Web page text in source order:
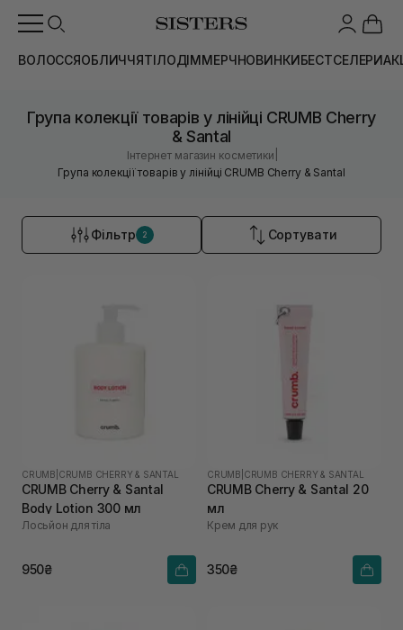
ВОЛОССЯОБЛИЧЧЯТІЛОДІММЕРЧНОВИНКИБЕСТСЕЛЕРИ
Група колекції товарів у лінійці CRUMB Cherry
& Santal
Інтернет магазин косметики
Група колекції товарів у лінійці CRUMB Cherry & Santal
Фільтр 2 Сортувати
CRUMB CRUMB CHERRY & SANTAL
CRUMB Cherry & Santal
Body Lotion 300 мл
Лосьйон для тіла
950₴
CRUMB CRUMB CHERRY & SANTAL
CRUMB Cherry & Santal 20
мл
Крем для рук
350₴